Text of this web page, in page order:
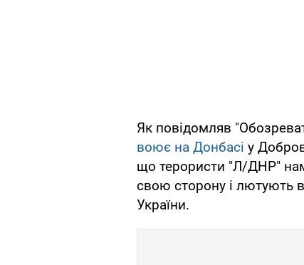
Як повідомляв
воює на Донбасі у
що терористи "Л/ДНР"
свою сторону і лютують
України.